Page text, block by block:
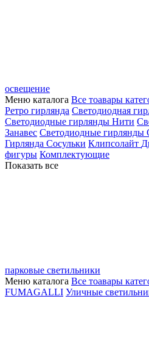
освещение
Меню каталога Все тоавары
Ретро гирлянда Светодиодная
Светодиодные гирлянды Нити
Занавес Светодиодные гирлянды
Гирлянда Сосульки Клипсолайт
фигуры Комплектующие
Показать все
парковые светильники
Меню каталога Все тоавары
FUMAGALLI Уличные